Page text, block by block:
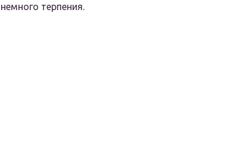
терпения.